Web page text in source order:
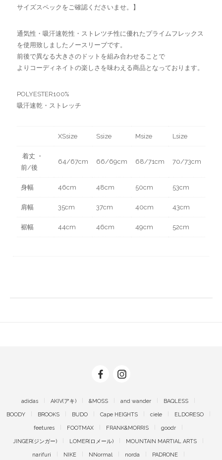
サイズスペックをご確認くださいませ。】
通気性・吸汗速乾性・ストレツチ性に優れたプライムフレックス
を使用致しましたノースリーブです。
前後で異なる大きさのドットを組み合わせることで
よりコーディネイトの楽しさを味わえる商品となっております。
POLYESTER100%
吸汗速乾・ストレッチ
XSsize Ssize Мsize Lsize
着丈 ・
前/後
64/67cm 66/69cm 68/71cm 70/73cm
身幅 46cm 48cm 50cm 53cm
肩幅 35cm 37cm 40cm 43cm
裾幅 44cm 46cm 49cm 52cm
adidas AKIV(アキ) &MOSS and wander BAQLESS
BOODY BROOKS BUDO Cape HEIGHTS ciele ELDORESO
feetures FOOTMAX FRANK&MORRIS goodr
JINGER(ジンガー) LOMER(ロメール) MOUNTAIN MARTIAL ARTS
narifuri NIKE NNormal norda PADRONE